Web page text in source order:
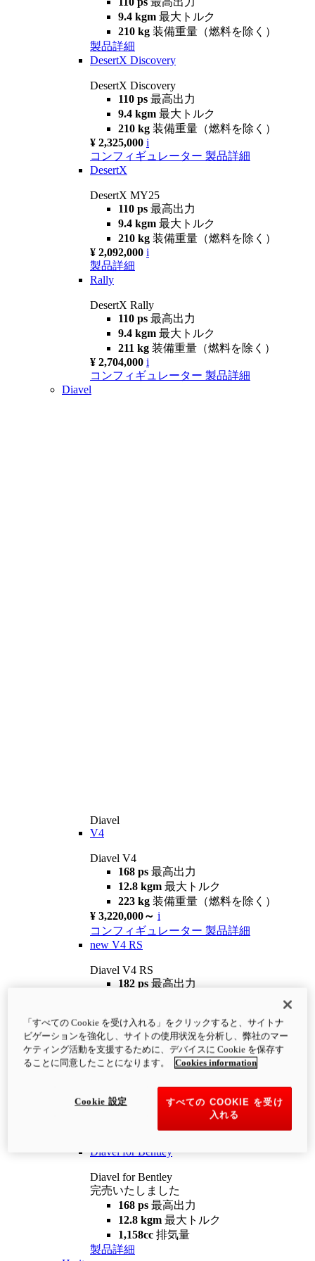
9.4 kgm 最大トルク
210 kg 装備重量（燃料を除く）
製品詳細
DesertX Discovery
DesertX Discovery
110 ps 最高出力
9.4 kgm 最大トルク
210 kg 装備重量（燃料を除く）
¥ 2,325,000 i
コンフィギュレーター 製品詳細
DesertX
DesertX MY25
110 ps 最高出力
9.4 kgm 最大トルク
210 kg 装備重量（燃料を除く）
¥ 2,092,000 i
製品詳細
Rally
DesertX Rally
110 ps 最高出力
9.4 kgm 最大トルク
211 kg 装備重量（燃料を除く）
¥ 2,704,000 i
コンフィギュレーター 製品詳細
Diavel
Diavel
V4
Diavel V4
168 ps 最高出力
12.8 kgm 最大トルク
223 kg 装備重量（燃料を除く）
¥ 3,220,000～ i
コンフィギュレーター 製品詳細
new V4 RS
Diavel V4 RS
182 ps 最高出力
¥4,400,000 i
コンフィギュレーター 製品詳細
newV4 RS 100
12.2 kgm
最大トルク
装備重量（燃料を除く）
Diavel for Bentley
Diavel for Bentley
完売いたしました
168 ps 最高出力
12.8 kgm 最大トルク
1,158cc 排気量
製品詳細
「すべての Cookie を受け入れる」をクリックすると、サイトナ
ビゲーションを強化し、サイトの使用状況を分析し、弊社のマー
ケティング活動を支援するために、デバイスに Cookie を保存す
ることに同意したことになります。
Cookies information
すべての COOKIE を受け
入れる
Cookie 設定